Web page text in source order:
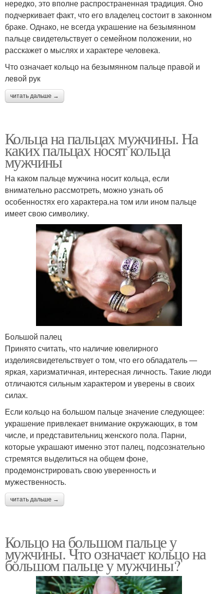
нередко, это вполне распространенная традиция. Оно
подчеркивает факт, что его владелец состоит в законном
браке. Однако, не всегда украшение на безымянном
пальце свидетельствует о семейном положении, но
расскажет о мыслях и характере человека.
Что означает кольцо на безымянном пальце правой и
левой рук
читать дальше →
Кольца на пальцах мужчины. На
каких пальцах носят кольца
мужчины
На каком пальце мужчина носит кольца, если
внимательно рассмотреть, можно узнать об
особенностях его характера.на том или ином пальце
имеет свою символику.
Большой палец
Принято считать, что наличие ювелирного
изделиясвидетельствует о том, что его обладатель ―
яркая, харизматичная, интересная личность. Такие люди
отличаются сильным характером и уверены в своих
силах.
Если кольцо на большом пальце значение следующее:
украшение привлекает внимание окружающих, в том
числе, и представительниц женского пола. Парни,
которые украшают именно этот палец, подсознательно
стремятся выделиться на общем фоне,
продемонстрировать свою уверенность и
мужественность.
читать дальше →
Кольцо на большом пальце у
мужчины. Что означает кольцо на
большом пальце у мужчины?